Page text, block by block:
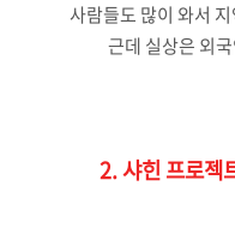
사람들도 많이 와서
근데 실상은 외
2. 샤힌 프로젝